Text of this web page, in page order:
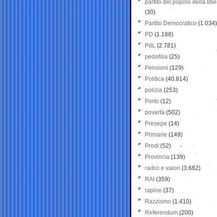
partito del popolo della
(30)
Partito Democratico (1.034)
PD (1.188)
PdL (2.781)
pedofilia (25)
Pensioni (129)
Politica (40.814)
polizia (253)
Porto (12)
povertà (502)
Presepe (14)
Primarie (149)
Prodi (52)
Provincia (139)
radici e valori (3.682)
RAI (359)
rapine (37)
Razzismo (1.410)
Referendum (200)